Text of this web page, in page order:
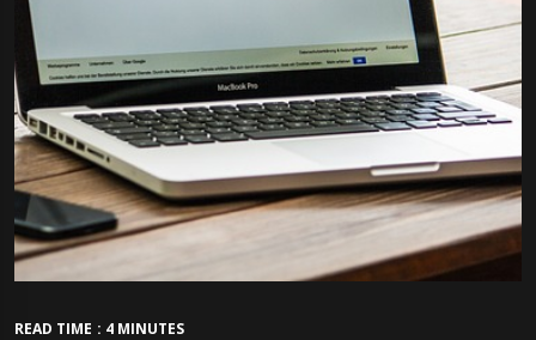
READ TIME : 4 MINUTES